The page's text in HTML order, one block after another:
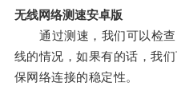
无线网络测速安卓版
通过测速，我们可以检查
线的情况，如果有的话，我
保网络连接的稳定性。